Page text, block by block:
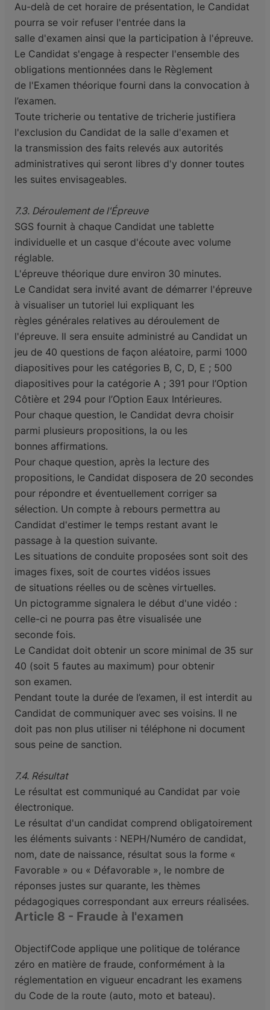
Au-delà de cet horaire de présentation, le Candidat
pourra se voir refuser l'entrée dans la
salle d'examen ainsi que la participation à l'épreuve.
Le Candidat s'engage à respecter l'ensemble des
obligations mentionnées dans le Règlement
de l'Examen théorique fourni dans la convocation à
l’examen.
Toute tricherie ou tentative de tricherie justifiera
l'exclusion du Candidat de la salle d'examen et
la transmission des faits relevés aux autorités
administratives qui seront libres d'y donner toutes
les suites envisageables.
7.3. Déroulement de l'Épreuve
SGS fournit à chaque Candidat une tablette
individuelle et un casque d'écoute avec volume
réglable.
L'épreuve théorique dure environ 30 minutes.
Le Candidat sera invité avant de démarrer l'épreuve
à visualiser un tutoriel lui expliquant les
règles générales relatives au déroulement de
l'épreuve. Il sera ensuite administré au Candidat un
jeu de 40 questions de façon aléatoire, parmi 1000
diapositives pour les catégories B, C, D, E ; 500
diapositives pour la catégorie A ; 391 pour l’Option
Côtière et 294 pour l’Option Eaux Intérieures.
Pour chaque question, le Candidat devra choisir
parmi plusieurs propositions, la ou les
bonnes affirmations.
Pour chaque question, après la lecture des
propositions, le Candidat disposera de 20 secondes
pour répondre et éventuellement corriger sa
sélection. Un compte à rebours permettra au
Candidat d'estimer le temps restant avant le
passage à la question suivante.
Les situations de conduite proposées sont soit des
images fixes, soit de courtes vidéos issues
de situations réelles ou de scènes virtuelles.
Un pictogramme signalera le début d'une vidéo :
celle-ci ne pourra pas être visualisée une
seconde fois.
Le Candidat doit obtenir un score minimal de 35 sur
40 (soit 5 fautes au maximum) pour obtenir
son examen.
Pendant toute la durée de l’examen, il est interdit au
Candidat de communiquer avec ses voisins. Il ne
doit pas non plus utiliser ni téléphone ni document
sous peine de sanction.
7.4. Résultat
Le résultat est communiqué au Candidat par voie
électronique.
Le résultat d'un candidat comprend obligatoirement
les éléments suivants : NEPH/Numéro de candidat,
nom, date de naissance, résultat sous la forme «
Favorable » ou « Défavorable », le nombre de
réponses justes sur quarante, les thèmes
pédagogiques correspondant aux erreurs réalisées.
Article 8 - Fraude à l'examen
ObjectifCode applique une politique de tolérance
zéro en matière de fraude, conformément à la
réglementation en vigueur encadrant les examens
du Code de la route (auto, moto et bateau).